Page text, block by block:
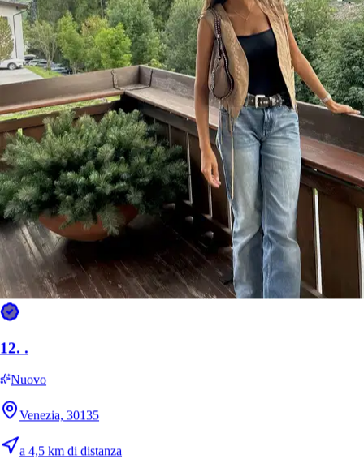
a 8,1 km di distanza
20 €da
12. .
Nuovo
Venezia, 30135
a 4,5 km di distanza